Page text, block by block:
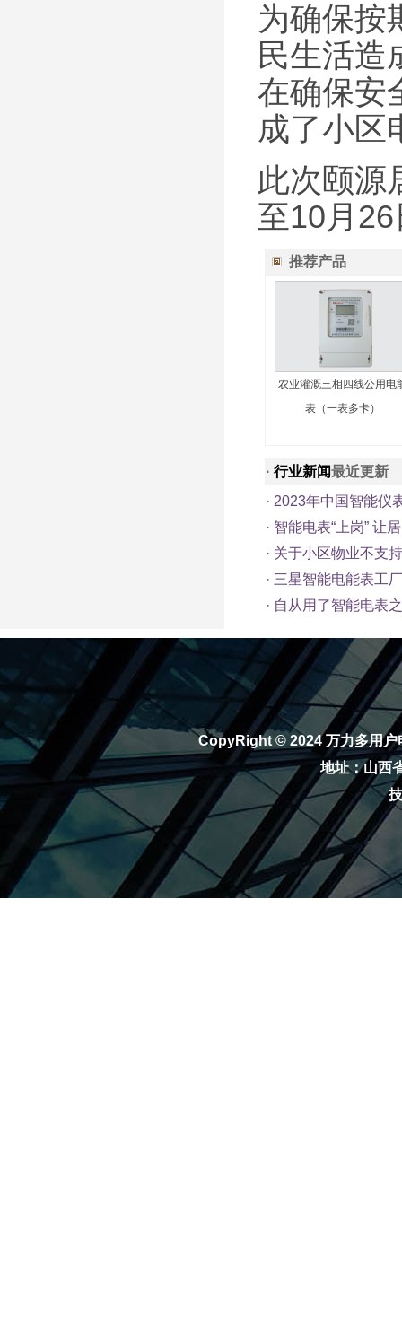
为确保按
民生活造
在确保安
成了小区
此次颐源
至10月
推荐产品
农业灌溉三相四线公用电
表（一表多卡）
· 行业新闻最近更新
· 2023年中国智能仪
· 智能电表“上岗” 让
· 关于小区物业不支
· 三星智能电能表工
· 自从用了智能电表
CopyRight © 2024万力多用户
地址：山西